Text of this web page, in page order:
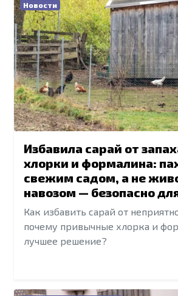
Новости
Избавила сарай от
хлорки и формалина:
свежим садом, а не
навозом — безопасно
Как избавить сарай от
почему привычные хлорка и
лучшее решение?